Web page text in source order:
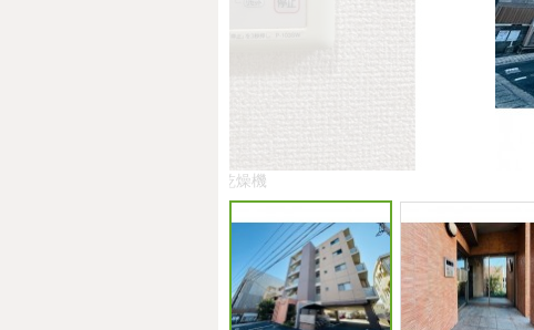
浴室乾燥機